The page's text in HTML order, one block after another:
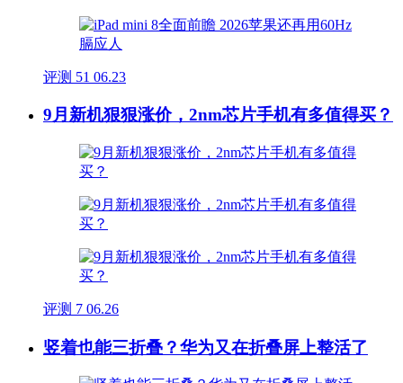
评测 51 06.23
9月新机狠狠涨价，2nm芯片手机有多值得买？
评测 7 06.26
竖着也能三折叠？华为又在折叠屏上整活了